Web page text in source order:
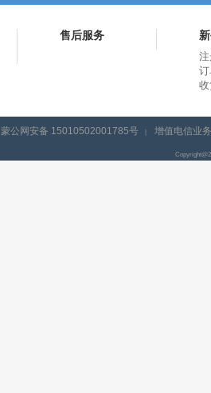
售后服务
蒙公网安备 15010502001785号 | 增值电信业